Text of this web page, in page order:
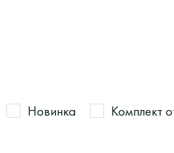
Новинка Комплект